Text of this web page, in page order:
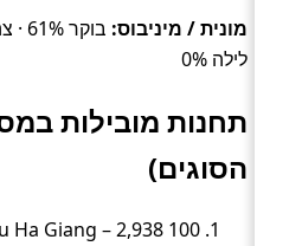
מונית / מיניבוס:
לילה 0%
תחנות מובילות
הסוגים)